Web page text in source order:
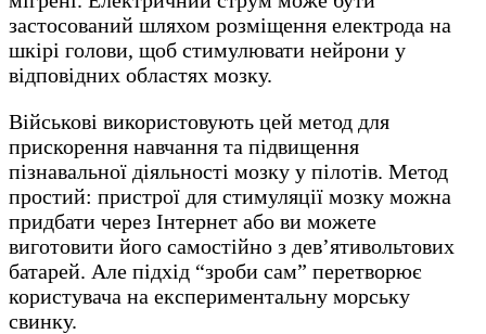
застосований шляхом розміщення електрода на
шкірі голови, щоб стимулювати нейрони у
відповідних областях мозку.
Військові використовують цей метод для
прискорення навчання та підвищення
пізнавальної діяльності мозку у пілотів. Метод
простий: пристрої для стимуляції мозку можна
придбати через Інтернет або ви можете
виготовити його самостійно з дев’ятивольтових
батарей. Але підхід “зроби сам” перетворює
користувача на експериментальну морську
свинку.